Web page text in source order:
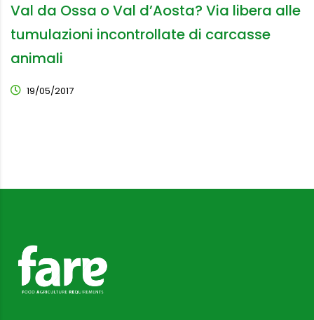
Val da Ossa o Val d’Aosta? Via libera alle
tumulazioni incontrollate di carcasse
animali
19/05/2017